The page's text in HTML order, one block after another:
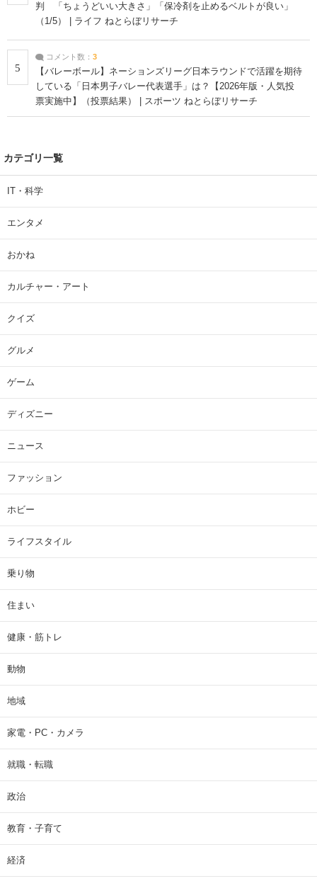
判 「ちょうどいい大きさ」「保冷剤を止めるベルトが良い」
（1/5） | ライフ ねとらぼリサーチ
5
コメント数： 3
【バレーボール】ネーションズリーグ日本ラウンドで活躍を期待
している「日本男子バレー代表選手」は？【2026年版・人気投
票実施中】（投票結果） | スポーツ ねとらぼリサーチ
カテゴリ一覧
IT・科学
エンタメ
おかね
カルチャー・アート
クイズ
グルメ
ゲーム
ディズニー
ニュース
ファッション
ホビー
ライフスタイル
乗り物
住まい
健康・筋トレ
動物
地域
家電・PC・カメラ
就職・転職
政治
教育・子育て
経済